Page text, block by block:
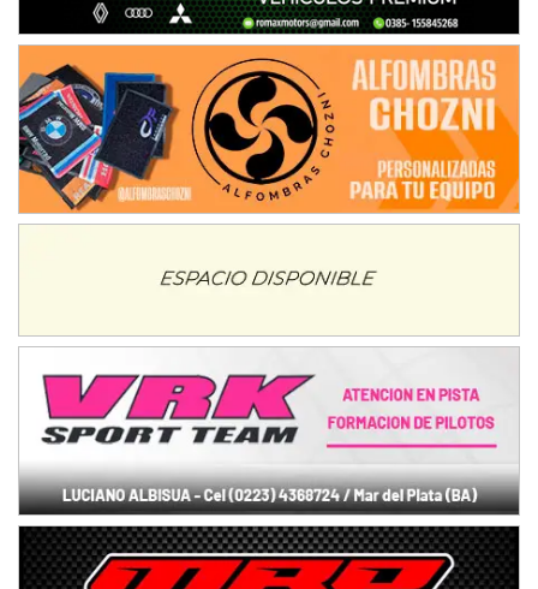
SUR ENTRERRIANO - F6
Hugo "Gato" Molini (Tierra)
Nogoyá (Entre Ríos)
RIOJANO - F6
Ciudad de La Rioja (Asfalto)
La Rioja (La Rioja)
PROKART NEUQUINO - F6
25 de Mayo (Buenos Aires)